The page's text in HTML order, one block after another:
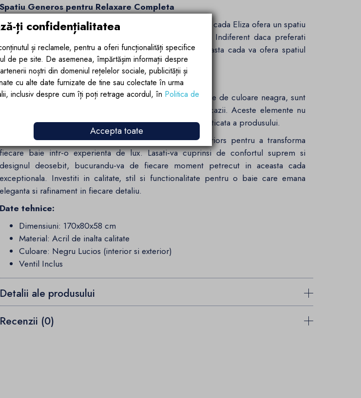
Spatiu Generos pentru Relaxare Completa
Dimensiuni optime:Cu dimensiuni de 170x80x58 cm, cada Eliza ofera un spatiu
generos care permite intinderea confortabila a corpului. Indiferent daca preferati
baile lungi si relaxante sau o reimprospatare rapida, aceasta cada va ofera spatiul
necesar pentru a va relaxa complet.
Detalii Incluse pentru Un Plus de Confort
Preaplin si ventil inclus:Preaplinul si ventilul, ambele de culoare neagra, sunt
incluse pentru a completa armonios designul elegant al cazii. Aceste elemente nu
doar adauga functionalitate, ci si contribuie la estetica sofisticata a produsului.
Alegeti cada de baie freestanding Eliza de la Ego Interiors pentru a transforma
fiecare baie intr-o experienta de lux. Lasati-va cuprinsi de confortul suprem si
designul deosebit, bucurandu-va de fiecare moment petrecut in aceasta cada
exceptionala. Investiti in calitate, stil si functionalitate pentru o baie care emana
eleganta si rafinament in fiecare detaliu.
Date tehnice:
Dimensiuni: 170x80x58 cm
Material: Acril de inalta calitate
Culoare: Negru Lucios (interior si exterior)
Ventil Inclus
Detalii ale produsului
Recenzii (0)
ți confidențialitatea
și reclamele, pentru a oferi funcționalități specifice
de pe site. De asemenea, împărtășim informații despre
noștri din domeniul rețelelor sociale, publicității și
cu alte date furnizate de tine sau colectate în urma
inclusiv despre cum îți poți retrage acordul, în Politica de
Accepta toate